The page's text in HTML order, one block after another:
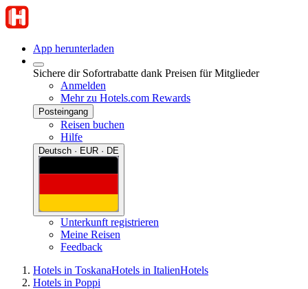
App herunterladen
Sichere dir Sofortrabatte dank Preisen für Mitglieder
Anmelden
Mehr zu Hotels.com Rewards
Posteingang
Reisen buchen
Hilfe
Deutsch · EUR · DE
Unterkunft registrieren
Meine Reisen
Feedback
Hotels in ToskanaHotels in ItalienHotels
Hotels in Poppi